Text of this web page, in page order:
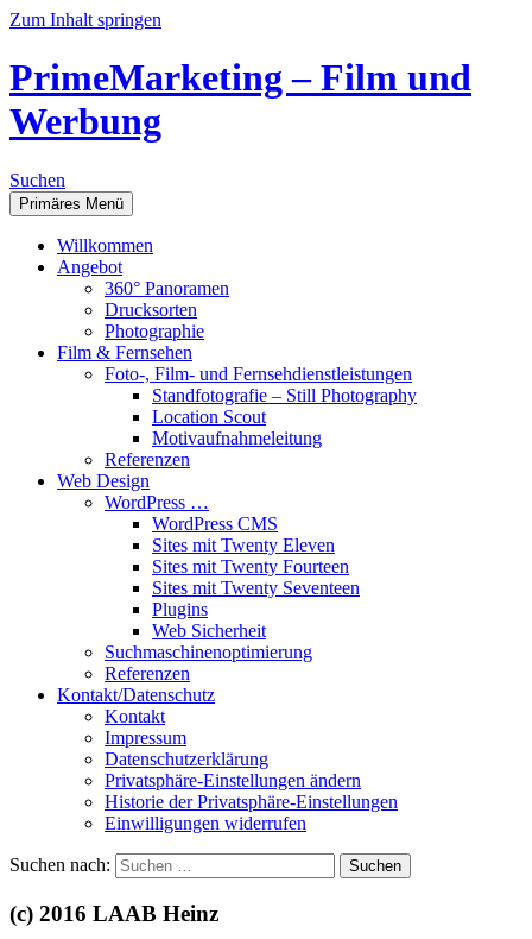
Zum Inhalt springen
PrimeMarketing – Film und
Werbung
Suchen
Primäres Menü
Willkommen
Angebot
360° Panoramen
Drucksorten
Photographie
Film & Fernsehen
Foto-, Film- und Fernsehdienstleistungen
Standfotografie – Still Photography
Location Scout
Motivaufnahmeleitung
Referenzen
Web Design
WordPress …
WordPress CMS
Sites mit Twenty Eleven
Sites mit Twenty Fourteen
Sites mit Twenty Seventeen
Plugins
Web Sicherheit
Suchmaschinenoptimierung
Referenzen
Kontakt/Datenschutz
Kontakt
Impressum
Datenschutzerklärung
Privatsphäre-Einstellungen ändern
Historie der Privatsphäre-Einstellungen
Einwilligungen widerrufen
Suchen nach:
(c) 2016 LAAB Heinz